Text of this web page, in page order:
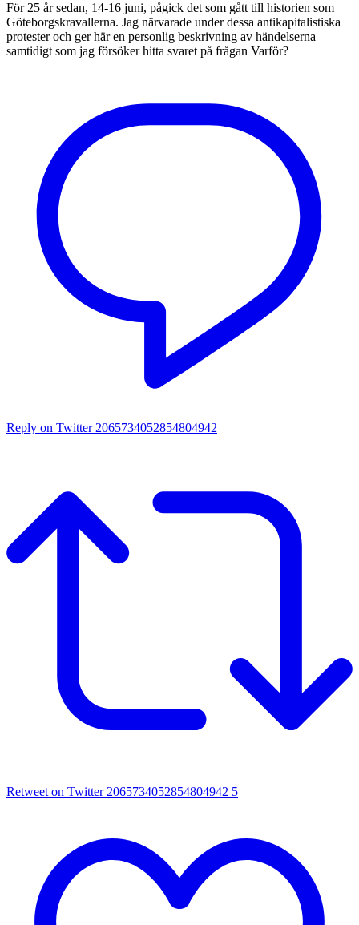
För 25 år sedan, 14-16 juni, pågick det som gått till historien som
Göteborgskravallerna. Jag närvarade under dessa antikapitalistiska
protester och ger här en personlig beskrivning av händelserna
samtidigt som jag försöker hitta svaret på frågan Varför?
Reply on Twitter 2065734052854804942
Retweet on Twitter 2065734052854804942 5